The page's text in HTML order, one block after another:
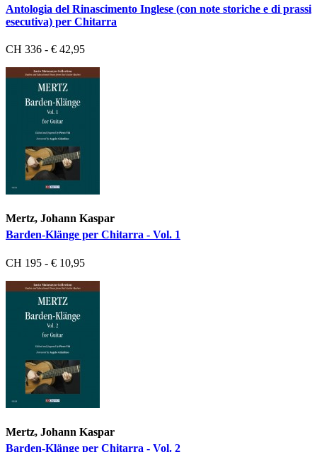
Antologia del Rinascimento Inglese (con note storiche e di prassi
esecutiva) per Chitarra
CH 336 - € 42,95
Mertz, Johann Kaspar
Barden-Klänge per Chitarra - Vol. 1
CH 195 - € 10,95
Mertz, Johann Kaspar
Barden-Klänge per Chitarra - Vol. 2